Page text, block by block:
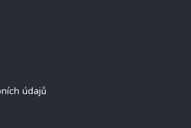
údajů